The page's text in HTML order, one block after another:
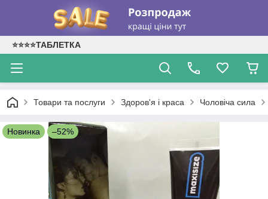
⭐⭐⭐⭐ТАБЛЕТКА
Товари та послуги Здоров'я і краса Чоловіча сила
Новинка –52%